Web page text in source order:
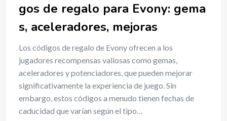
gos de regalo para Evony: gema
s, aceleradores, mejoras
Los códigos de regalo de Evony ofrecen a los
jugadores recompensas valiosas como gemas,
aceleradores y potenciadores, que pueden mejorar
significativamente la experiencia de juego. Sin
embargo, estos códigos a menudo tienen fechas de
caducidad que varían según el tipo…